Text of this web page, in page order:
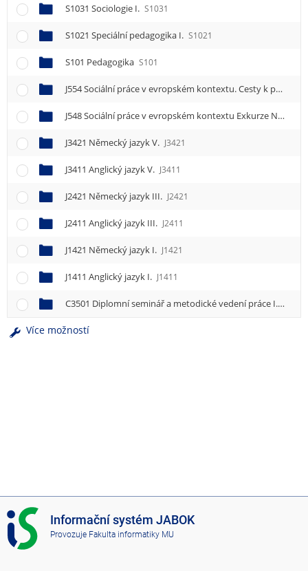
S1031 Sociologie I. S1031
S1021 Speciální pedagogika I. S1021
S101 Pedagogika S101
J554 Sociální práce v evropském kontextu. Cesty k porozumění vietnamské kultury
J548 Sociální práce v evropském kontextu Exkurze Nürnberg
J3421 Německý jazyk V. J3421
J3411 Anglický jazyk V. J3411
J2421 Německý jazyk III. J2421
J2411 Anglický jazyk III. J2411
J1421 Německý jazyk I. J1421
J1411 Anglický jazyk I. J1411
C3501 Diplomní seminář a metodické vedení práce I.C3501
Více možností
I
S
J
Informační systém JABOK
Provozuje Fakulta informatiky MU